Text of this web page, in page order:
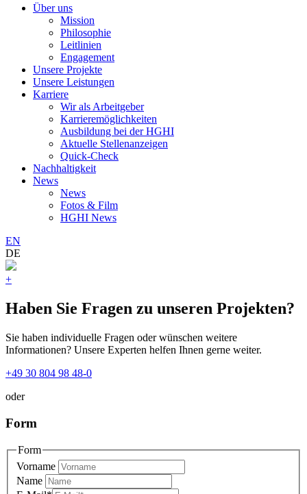
Über uns
Mission
Philosophie
Leitlinien
Engagement
Unsere Projekte
Unsere Leistungen
Karriere
Wir als Arbeitgeber
Karrieremöglichkeiten
Ausbildung bei der HGHI
Aktuelle Stellenanzeigen
Quick-Check
Nachhaltigkeit
News
News
Fotos & Film
HGHI News
EN
DE
+
Haben Sie Fragen zu unseren Projekten?
Sie haben individuelle Fragen oder wünschen weitere
Informationen? Unsere Experten helfen Ihnen gerne weiter.
+49 30 804 98 48-0
oder
Form
Form
Vorname
Name